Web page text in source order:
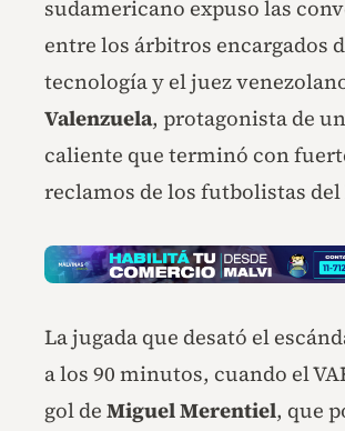
sudamericano expuso las
entre los árbitros encargados
tecnología y el juez
Valenzuela, protagonista de
caliente que terminó con
reclamos de los futbolistas del
La jugada que desató el
a los 90 minutos, cuando el
gol de Miguel Merentiel, que